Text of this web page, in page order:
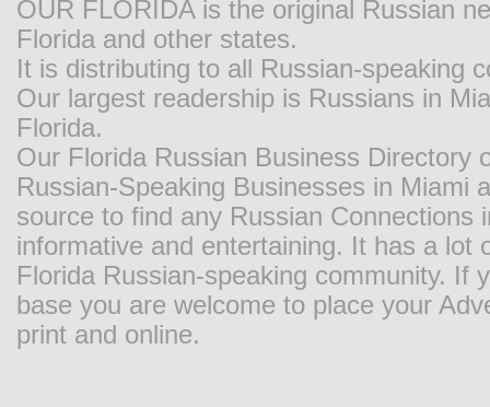
OUR FLORIDA is the original Russian
Florida and other states.
It is distributing to all Russian-speaking
Our largest readership is Russians in
Florida.
Our Florida Russian Business Directory
Russian-Speaking Businesses in Miami
source to find any Russian
informative and entertaining. It has a
Florida Russian-speaking community. If
base you are welcome to place your
print and online.